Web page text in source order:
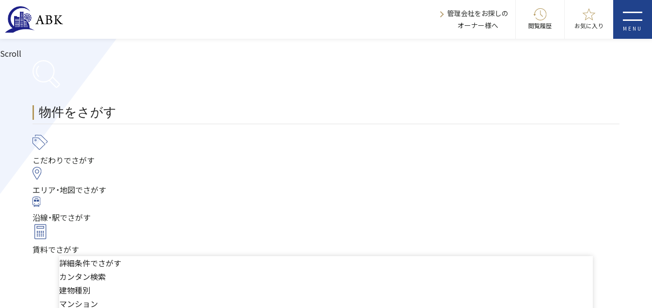
管理会社をお探しの
オーナー様へ
閲覧履歴 お気に入り MENU
Scroll
物件をさがす
こだわりでさがす
エリア・地図でさがす
沿線・駅でさがす
賃料でさがす
詳細条件でさがす
カンタン検索
建物種別
マンション